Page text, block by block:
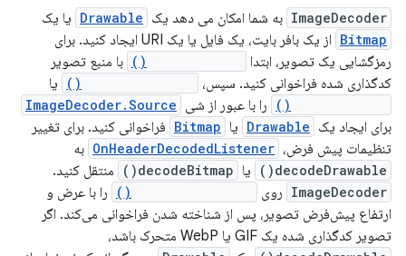
ImageDecoder به شما امکان می دهد یک Drawable یا یک
Bitmap
از یک بافر بایت، یک فایل یا یک URI ایجاد کنید. برای
رمزگشایی یک تصویر، ابتدا
با منبع تصویر
کدگذاری شده فراخوانی کنید. سپس،
یا
را با عبور از شی ImageDecoder.Source
برای ایجاد یک Drawable یا Bitmap فراخوانی کنید. برای تغییر
تنظیمات پیش فرض، OnHeaderDecodedListener به
decodeDrawable() یا decodeBitmap() منتقل کنید.
ImageDecoder روی
را با عرض و
ارتفاع پیش‌فرض تصویر، پس از شناخته شدن فراخوانی می‌کند. اگر
تصویر کدگذاری شده یک GIF یا WebP متحرک باشد،